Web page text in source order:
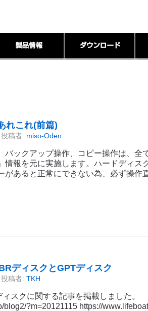
れこれ(前篇)
投稿者: miso-Oden
バックアップ操作、コピー操作は、全
情報を元に実施します。ハードディス
があると正常にできない為、必ず操作
ディスクとGPTディスク
投稿者: TKH
スクに関する記事を掲載しました。
blog2/?m=20121115 https://